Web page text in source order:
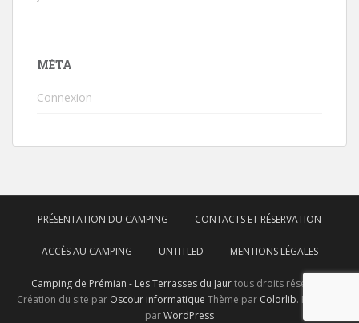
MÉTA
Connexion
PRÉSENTATION DU CAMPING CONTACTS ET RÉSERVATION
ACCÈS AU CAMPING UNTITLED MENTIONS LÉGALES
Camping de Prémian - Les Terrasses du Jaurtous droits réservés.
Création du site par Oscour informatique Thème par Colorlib. Propulsé
parWordPress